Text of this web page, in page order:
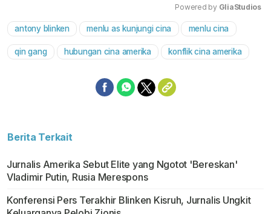
Mute
Powered by GliaStudios
antony blinken menlu as kunjungi cina menlu cina
qin gang hubungan cina amerika konflik cina amerika
Berita Terkait
Jurnalis Amerika Sebut Elite yang Ngotot 'Bereskan'
Vladimir Putin, Rusia Merespons
Konferensi Pers Terakhir Blinken Kisruh, Jurnalis Ungkit